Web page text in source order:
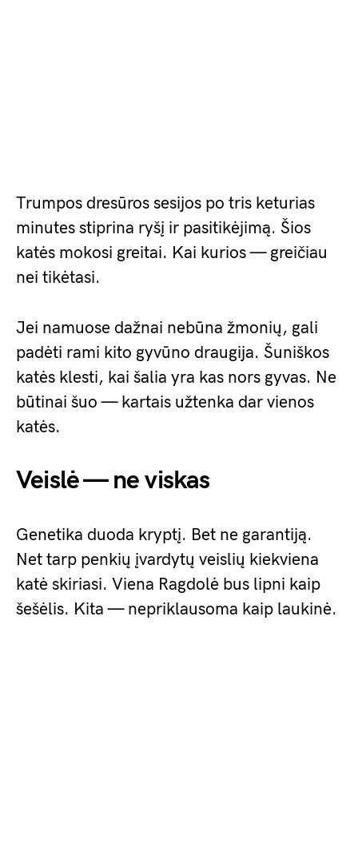
Trumpos dresūros sesijos po tris keturias
minutes stiprina ryšį ir pasitikėjimą. Šios
katės mokosi greitai. Kai kurios — greičiau
nei tikėtasi.
Jei namuose dažnai nebūna žmonių, gali
padėti rami kito gyvūno draugija. Šuniškos
katės klesti, kai šalia yra kas nors gyvas. Ne
būtinai šuo — kartais užtenka dar vienos
katės.
Veislė — ne viskas
Genetika duoda kryptį. Bet ne garantiją.
Net tarp penkių įvardytų veislių kiekviena
katė skiriasi. Viena Ragdolė bus lipni kaip
šešėlis. Kita — nepriklausoma kaip laukinė.